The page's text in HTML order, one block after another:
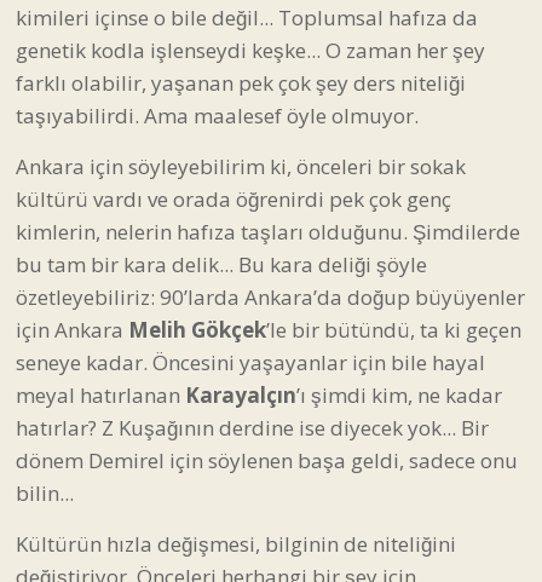
kimileri içinse o bile değil... Toplumsal hafıza da
genetik kodla işlenseydi keşke... O zaman her şey
farklı olabilir, yaşanan pek çok şey ders niteliği
taşıyabilirdi. Ama maalesef öyle olmuyor.
Ankara için söyleyebilirim ki, önceleri bir sokak
kültürü vardı ve orada öğrenirdi pek çok genç
kimlerin, nelerin hafıza taşları olduğunu. Şimdilerde
bu tam bir kara delik... Bu kara deliği şöyle
özetleyebiliriz: 90’larda Ankara’da doğup büyüyenler
için Ankara Melih Gökçek’le bir bütündü, ta ki geçen
seneye kadar. Öncesini yaşayanlar için bile hayal
meyal hatırlanan Karayalçın’ı şimdi kim, ne kadar
hatırlar? Z Kuşağının derdine ise diyecek yok... Bir
dönem Demirel için söylenen başa geldi, sadece onu
bilin...
Kültürün hızla değişmesi, bilginin de niteliğini